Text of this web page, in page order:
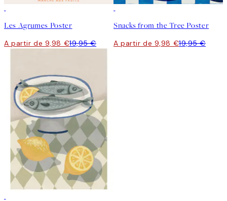
Les Agrumes Poster
A partir de 9,98 €19,95 €
Snacks from the Tree Poster
A partir de 9,98 €19,95 €